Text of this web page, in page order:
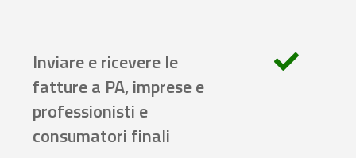
Inviare e ricevere le
fatture a PA, imprese e
professionisti e
consumatori finali